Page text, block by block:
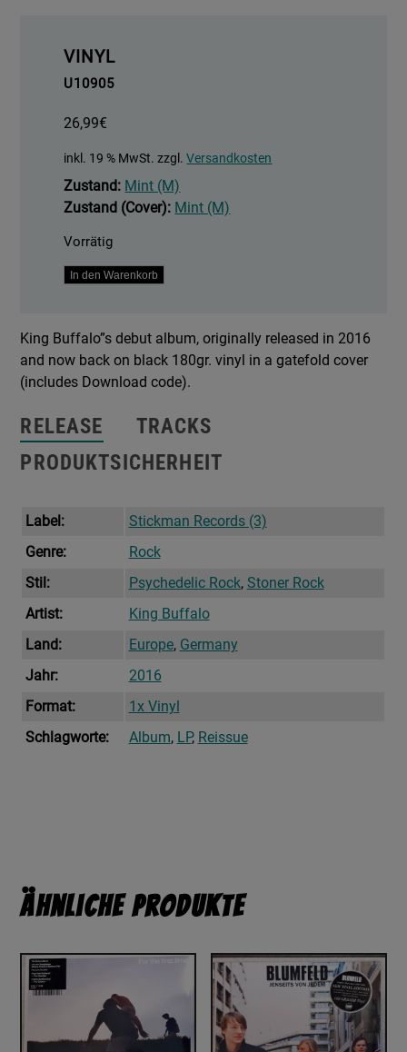
VINYL
U10905
26,99€
inkl. 19 % MwSt. zzgl.Versandkosten
Zustand: Mint (M)
Zustand (Cover): Mint (M)
Vorrätig
Orion
In den Warenkorb
King Buffalo”s debut album, originally released in 2016
and now back on black 180gr. vinyl in a gatefold cover
(includes Download code).
RELEASE
TRACKS
PRODUKTSICHERHEIT
Label:
Stickman Records (3)
Genre:
Rock
Stil:
Psychedelic Rock, Stoner Rock
Artist:
King Buffalo
Land:
Europe, Germany
Jahr:
2016
Format:
1x Vinyl
Schlagworte:
Album, LP, Reissue
Ähnliche Produkte